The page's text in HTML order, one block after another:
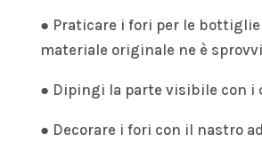
● Praticare i fori per le
materiale originale ne è
● Dipingi la parte visibile con i
● Decorare i fori con il nastro